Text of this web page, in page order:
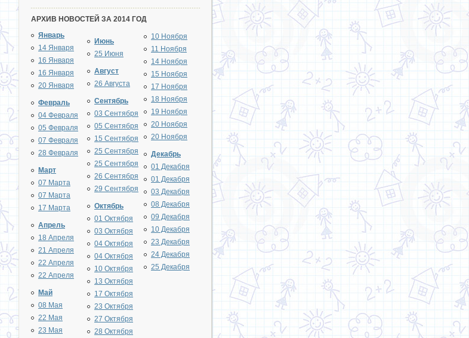
АРХИВ НОВОСТЕЙ ЗА 2014 ГОД
Январь
14 Января
16 Января
16 Января
20 Января
Февраль
04 Февраля
05 Февраля
07 Февраля
28 Февраля
Март
07 Марта
07 Марта
17 Марта
Апрель
18 Апреля
21 Апреля
22 Апреля
22 Апреля
Май
08 Мая
22 Мая
23 Мая
Июнь
25 Июня
Август
26 Августа
Сентябрь
03 Сентября
05 Сентября
15 Сентября
25 Сентября
25 Сентября
26 Сентября
29 Сентября
Октябрь
01 Октября
03 Октября
04 Октября
04 Октября
10 Октября
13 Октября
17 Октября
23 Октября
27 Октября
28 Октября
10 Ноября
11 Ноября
14 Ноября
15 Ноября
17 Ноября
18 Ноября
19 Ноября
20 Ноября
20 Ноября
Декабрь
01 Декабря
01 Декабря
03 Декабря
08 Декабря
09 Декабря
10 Декабря
23 Декабря
24 Декабря
25 Декабря